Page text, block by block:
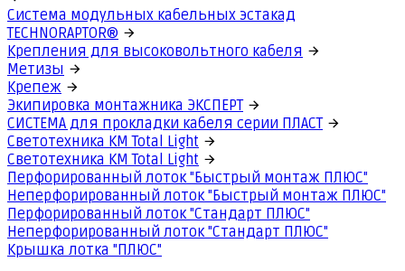
Система модульных кабельных эстакад
TECHNORAPTOR®
Крепления для высоковольтного кабеля
Метизы
Крепеж
Экипировка монтажника ЭКСПЕРТ
СИСТЕМА для прокладки кабеля серии ПЛАСТ
Светотехника КМ Total Light
Светотехника КМ Total Light
Перфорированный лоток "Быстрый монтаж ПЛЮС"
Неперфорированный лоток "Быстрый монтаж ПЛЮС"
Перфорированный лоток "Стандарт ПЛЮС"
Неперфорированный лоток "Стандарт ПЛЮС"
Крышка лотка "ПЛЮС"